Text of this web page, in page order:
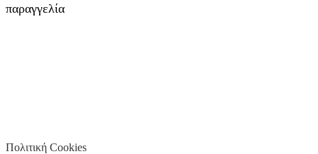
παραγγελία
Πολιτική Cookies